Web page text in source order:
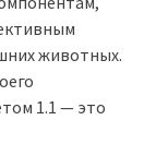
животных.
1.1 — это